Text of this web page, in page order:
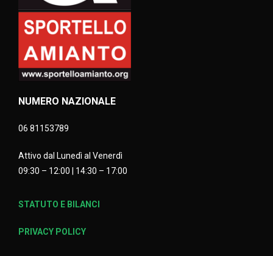
NUMERO NAZIONALE
06 81153789
Attivo dal Lunedì al Venerdì
09:30 – 12:00 | 14:30 – 17:00
STATUTO E BILANCI
PRIVACY POLICY